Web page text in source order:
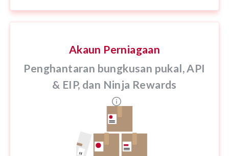
Akaun Perniagaan
Penghantaran bungkusan pukal, API
& EIP, dan Ninja Rewards